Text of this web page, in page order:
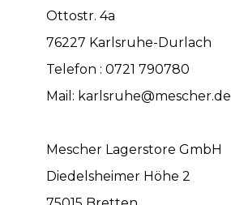
Ottostr. 4a
76227 Karlsruhe-Durlach
Telefon : 0721 790780
Mail: karlsruhe@mescher.de
Mescher Lagerstore GmbH
Diedelsheimer Höhe 2